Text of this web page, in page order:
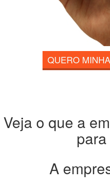
QUERO
Veja o que a
A